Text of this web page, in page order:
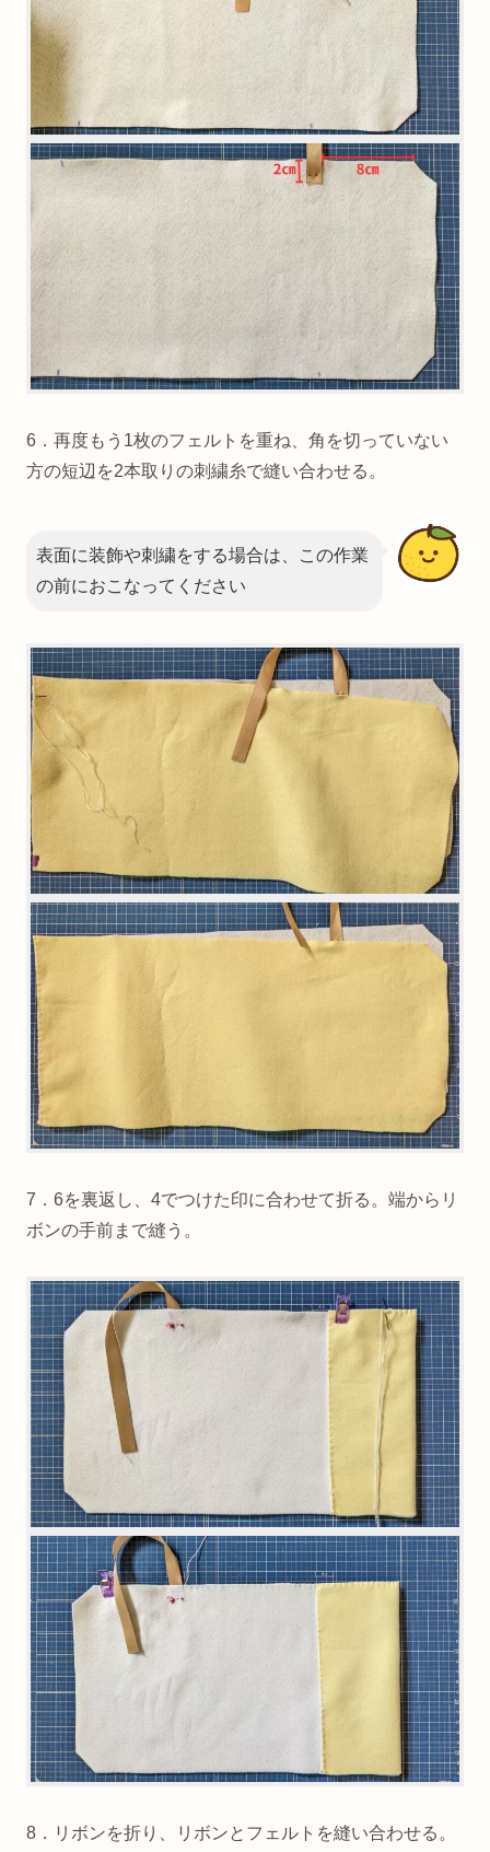
6．再度もう1枚のフェルトを重ね、角を切っていない
方の短辺を2本取りの刺繍糸で縫い合わせる。
表面に装飾や刺繍をする場合は、この作業
の前におこなってください
7．6を裏返し、4でつけた印に合わせて折る。端からリ
ボンの手前まで縫う。
8．リボンを折り、リボンとフェルトを縫い合わせる。